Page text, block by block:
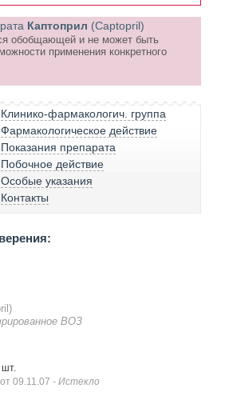
Каптоприл (Captopril)
обобщающей и не может быть
применения конкретного
Клинико-фармакологич. группа
Фармакологическое действие
Показания препарата
Побочное действие
Особые указания
Контакты
ВОЗ
шт.
09.11.07 - Истекло